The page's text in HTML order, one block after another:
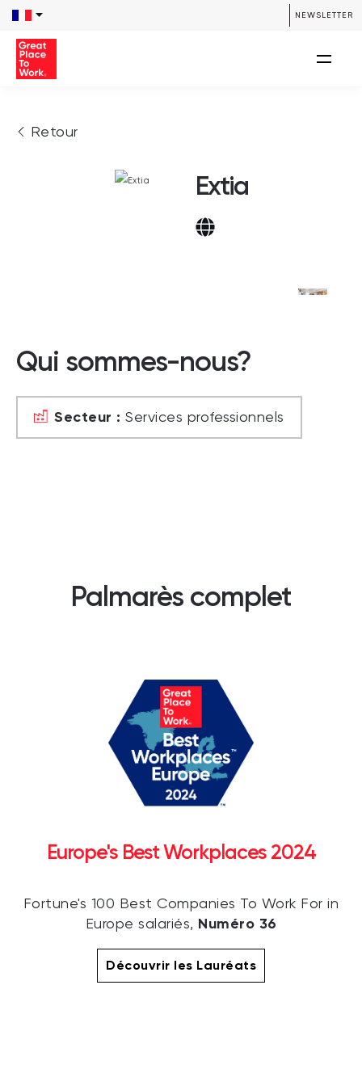
NEWSLETTER
Retour
Extia
Qui sommes-nous?
Secteur : Services professionnels
Palmarès complet
Europe's Best Workplaces 2024
Fortune's 100 Best Companies To Work For in
Europe salariés, Numéro 36
Découvrir les Lauréats